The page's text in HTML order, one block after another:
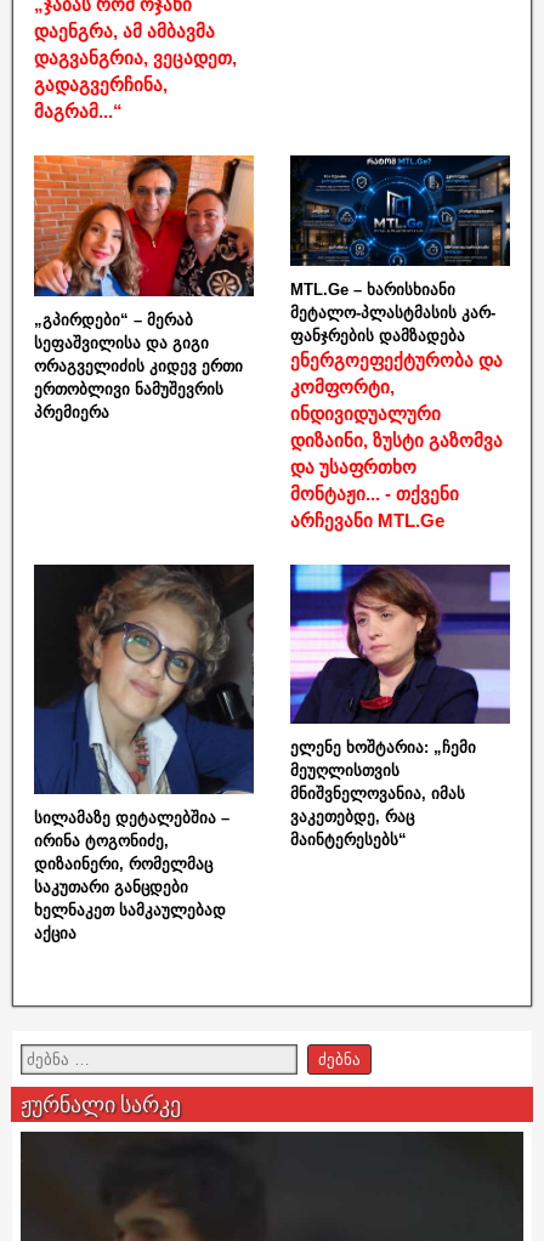
დაენგრა, ამ ამბავმა
დაგვანგრია, ვეცადეთ,
გადაგვერჩინა,
მაგრამ...“
„გპირდები“ – მერაბ
სეფაშვილისა და გიგი
ორაგველიძის კიდევ ერთი
ერთობლივი ნამუშევრის
პრემიერა
MTL.Ge – ხარისხიანი
მეტალო-პლასტმასის კარ-
ფანჯრების დამზადება
ენერგოეფექტურობა და
კომფორტი,
ინდივიდუალური
დიზაინი, ზუსტი გაზომვა
და უსაფრთხო
მონტაჟი... - თქვენი
არჩევანი MTL.Ge
სილამაზე დეტალებშია –
ირინა ტოგონიძე,
დიზაინერი, რომელმაც
საკუთარი განცდები
ხელნაკეთ სამკაულებად
აქცია
ელენე ხოშტარია: „ჩემი
მეუღლისთვის
მნიშვნელოვანია, იმას
ვაკეთებდე, რაც
მაინტერესებს“
ჟურნალი სარკე